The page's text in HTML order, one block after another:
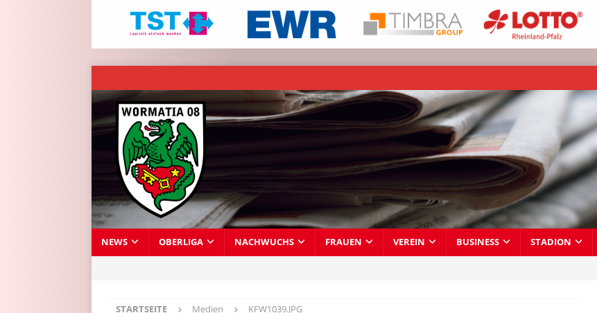
NEWS OBERLIGA NACHWUCHS FRAUEN VEREIN BUSINESS STADION
STARTSEITE Medien KFW1039.JPG